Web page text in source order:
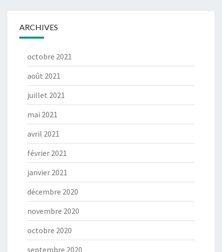
ARCHIVES
octobre 2021
août 2021
juillet 2021
mai 2021
avril 2021
février 2021
janvier 2021
décembre 2020
novembre 2020
octobre 2020
septembre 2020